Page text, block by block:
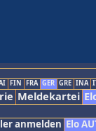
FIN FRA GER GRE INA
Meldekartei
anmelden Elo